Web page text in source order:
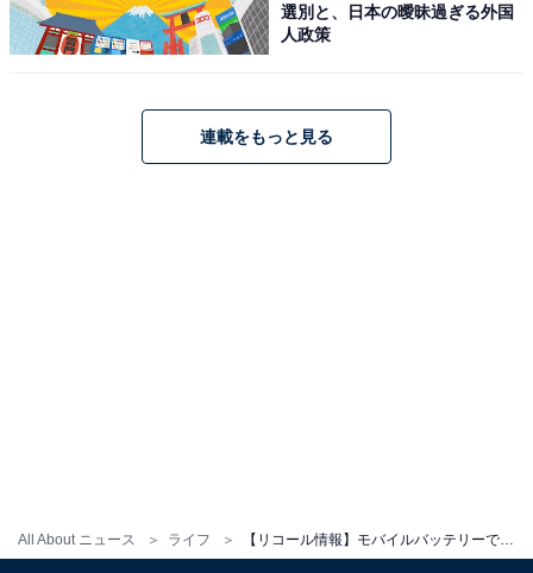
All About ニュース ライフ 【リコール情報】モバイルバッテリーで火災発生の恐れあり。対象台数1万台以上、ベルキンの製品
選別と、日本の曖昧過ぎる外国
人政策
連載をもっと見る